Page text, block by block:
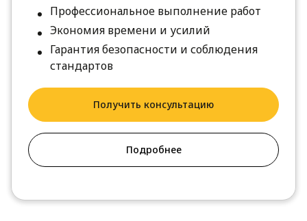
Профессиональное выполнение работ
Экономия времени и усилий
Гарантия безопасности и соблюдения
стандартов
Получить консультацию
Подробнее